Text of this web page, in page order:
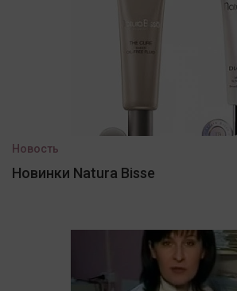
Новость
Новинки Natura Bisse